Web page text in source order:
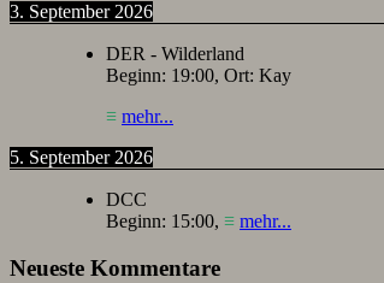
3. September 2026
DER - Wilderland
Beginn: 19:00, Ort: Kay
≡ mehr...
5. September 2026
DCC
Beginn: 15:00, ≡ mehr...
Neueste Kommentare